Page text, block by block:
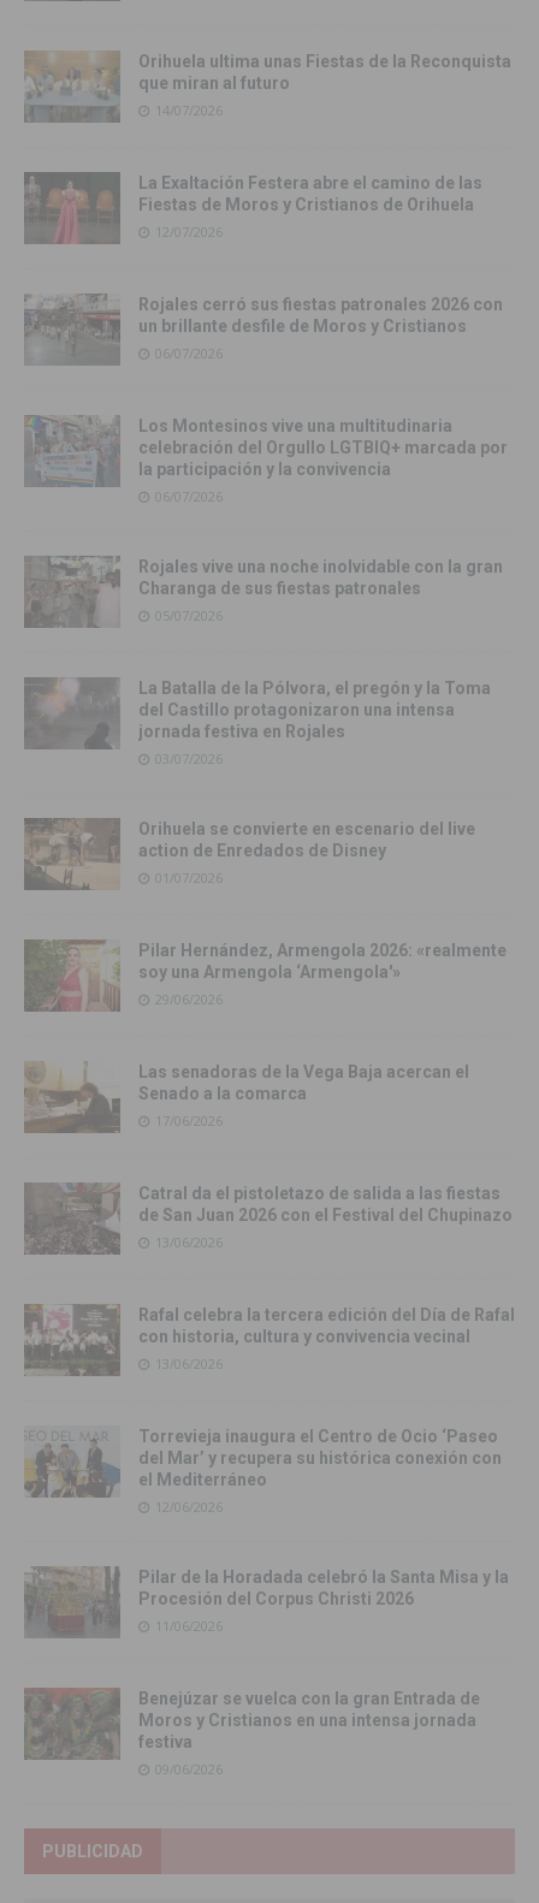
Orihuela ultima unas Fiestas de la Reconquista
que miran al futuro
14/07/2026
La Exaltación Festera abre el camino de las
Fiestas de Moros y Cristianos de Orihuela
12/07/2026
Rojales cerró sus fiestas patronales 2026 con
un brillante desfile de Moros y Cristianos
06/07/2026
Los Montesinos vive una multitudinaria
celebración del Orgullo LGTBIQ+ marcada por
la participación y la convivencia
06/07/2026
Rojales vive una noche inolvidable con la gran
Charanga de sus fiestas patronales
05/07/2026
La Batalla de la Pólvora, el pregón y la Toma
del Castillo protagonizaron una intensa
jornada festiva en Rojales
03/07/2026
Orihuela se convierte en escenario del live
action de Enredados de Disney
01/07/2026
Pilar Hernández, Armengola 2026: «realmente
soy una Armengola ‘Armengola'»
29/06/2026
Las senadoras de la Vega Baja acercan el
Senado a la comarca
17/06/2026
Catral da el pistoletazo de salida a las fiestas
de San Juan 2026 con el Festival del Chupinazo
13/06/2026
Rafal celebra la tercera edición del Día de Rafal
con historia, cultura y convivencia vecinal
13/06/2026
Torrevieja inaugura el Centro de Ocio ‘Paseo
del Mar’ y recupera su histórica conexión con
el Mediterráneo
12/06/2026
Pilar de la Horadada celebró la Santa Misa y la
Procesión del Corpus Christi 2026
11/06/2026
Benejúzar se vuelca con la gran Entrada de
Moros y Cristianos en una intensa jornada
festiva
09/06/2026
PUBLICIDAD